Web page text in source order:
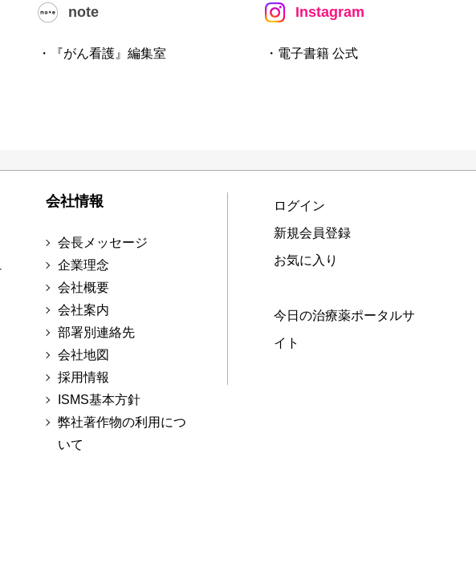
note
・『がん看護』編集室
Instagram
・電子書籍 公式
会社情報
会長メッセージ
企業理念
会社概要
会社案内
部署別連絡先
会社地図
採用情報
ISMS基本方針
弊社著作物の利用につ
いて
ログイン
新規会員登録
お気に入り
今日の治療薬ポータルサ
イト